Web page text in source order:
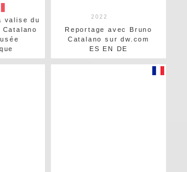
valise du
2022
Reportage avec Bruno
Catalano sur dw.com
ES EN DE